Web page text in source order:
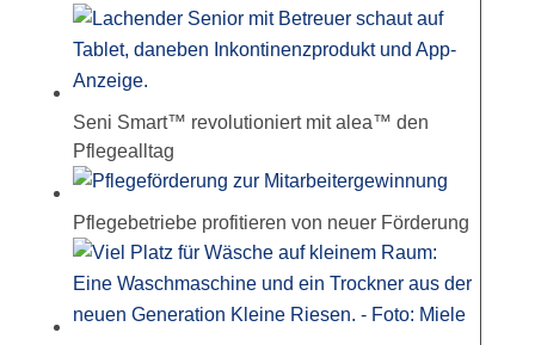
Seni Smart™ revolutioniert mit alea™ den
Pflegealltag
Pflegebetriebe profitieren von neuer Förderung